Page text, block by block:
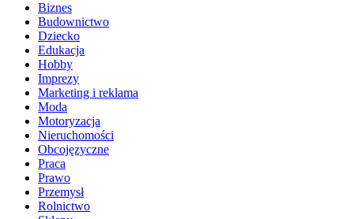
Biznes
Budownictwo
Dziecko
Edukacja
Hobby
Imprezy
Marketing i reklama
Moda
Motoryzacja
Nieruchomości
Obcojęzyczne
Praca
Prawo
Przemysł
Rolnictwo